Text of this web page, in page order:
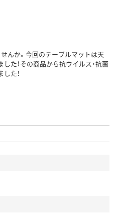
んか。今回のテーブルマットは天
た！その商品から抗ウイルス・抗菌
た！